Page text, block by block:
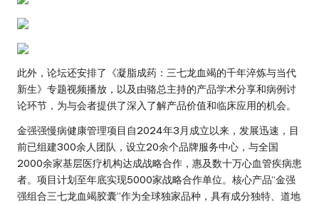
此外，论坛还安排了《凝脂成药：三七龙血竭的千年淬炼与当代
新生》专题视频播放，以及由骆总主持的产品学术分享和病例讨
论环节，为与会者提供了深入了解产品价值和临床应用的机会。
金强强慢病健康管理项目自2024年3月成立以来，发展迅速，目
前已组建300余人团队，设立20余个品牌服务中心，与全国
2000余家基层医疗机构达成战略合作，惠及数十万心血管疾病患
者。项目计划至年底实现5000家战略合作单位。核心产品“金强
强组合三七龙血竭胶囊”作为全球独家品种，具有成分独特、道地